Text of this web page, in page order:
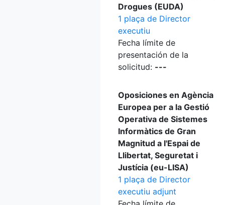
Drogues (EUDA)
1 plaça de Director
executiu
Fecha límite de
presentación de la
solicitud: ---
Oposiciones en Agència
Europea per a la Gestió
Operativa de Sistemes
Informàtics de Gran
Magnitud a l'Espai de
Llibertat, Seguretat i
Justícia (eu-LISA)
1 plaça de Director
executiu adjunt